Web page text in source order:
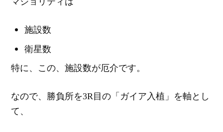
施設数
衛星数
特に、この、施設数が厄介です。
なので、勝負所を3R目の「ガイア入植」を軸とし
て、